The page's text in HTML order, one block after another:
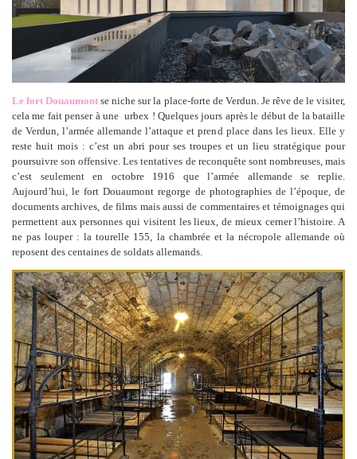
Le fort Douaumont se niche sur la place-forte de Verdun. Je rêve de le visiter,
cela me fait penser à une urbex ! Quelques jours après le début de la bataille
de Verdun, l’armée allemande l’attaque et prend place dans les lieux. Elle y
reste huit mois : c’est un abri pour ses troupes et un lieu stratégique pour
poursuivre son offensive. Les tentatives de reconquête sont nombreuses, mais
c’est seulement en octobre 1916 que l’armée allemande se replie.
Aujourd’hui, le fort Douaumont regorge de photographies de l’époque, de
documents archives, de films mais aussi de commentaires et témoignages qui
permettent aux personnes qui visitent les lieux, de mieux cerner l’histoire. A
ne pas louper : la tourelle 155, la chambrée et la nécropole allemande où
reposent des centaines de soldats allemands.